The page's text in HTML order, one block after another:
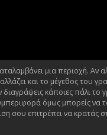
μια περιοχή. Αν
και το μέγεθος του
διαγράψεις κάποιες πάλι το
όμως μπορείς να
σου επιτρέπει να κρατάς